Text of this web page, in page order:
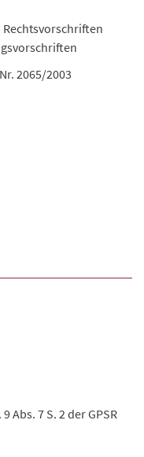
2065/2003
Abs. 7 S. 2 der GPSR